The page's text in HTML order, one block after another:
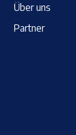
Über uns
Partner